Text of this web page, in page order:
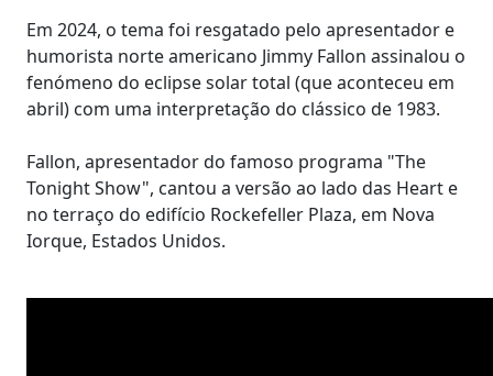
Em 2024, o tema foi resgatado pelo apresentador e
humorista norte americano Jimmy Fallon assinalou o
fenómeno do eclipse solar total (que aconteceu em
abril) com uma interpretação do clássico de 1983.
Fallon, apresentador do famoso programa "The
Tonight Show", cantou a versão ao lado das Heart e
no terraço do edifício Rockefeller Plaza, em Nova
Iorque, Estados Unidos.